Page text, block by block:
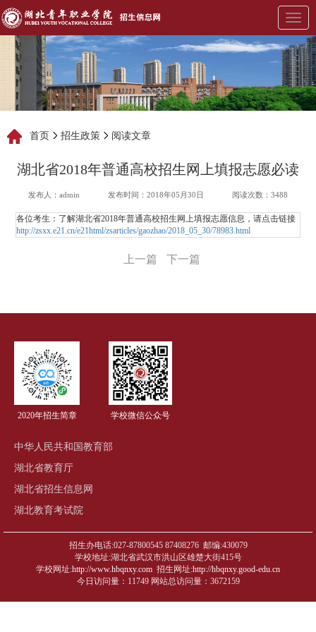
展
开
导
航
首页 招生政策 阅读文章
湖北省2018年普通高校招生网上填报志愿必读
发布人：admin 发布时间：2018年05月30日 阅读次数：3488
各位考生：了解湖北省2018年普通高校招生网上填报志愿信息，请点击链接
http://zsxx.e21.cn/e21html/zsarticles/gaozhao/2018_05_30/78983.html
上一篇 下一篇
2020年招生简章 学校微信公众号
中华人民共和国教育部
湖北省教育厅
湖北省招生信息网
湖北教育考试院
招生办电话:027-87800545 87408276 邮编:430079
学校地址:湖北省武汉市洪山区雄楚大街415号
学校网址:http://www.hbqnxy.com 招生网址:http://hbqnxy.good-edu.cn
今日访问量：11749 网站总访问量：3672159